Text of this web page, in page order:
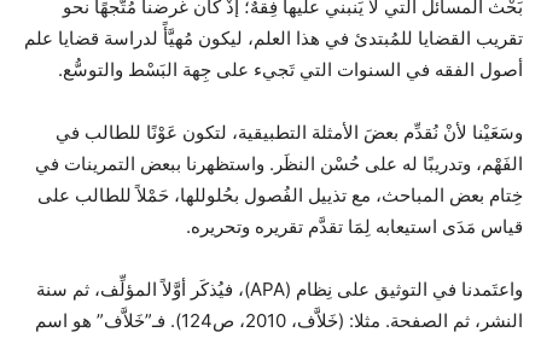
بَحْث المسائل التي لا يَنبني عليها فِقهٌ؛ إذْ كان غرضنا مُتَّجهًا نحو
تقريب القضايا للمُبتدئ في هذا العلم، ليكون مُهيَّأً لدراسة قضايا علم
أصول الفقه في السنوات التي تَجيء على جِهة البَسْط والتوسُّع.
وسَعَيْنا لأنْ نُقدِّم بعضَ الأمثلة التطبيقية، لتكون عَوْنًا للطالب في
الفَهْم، وتدريبًا له على حُسْن النظَر. واستظهرنا ببعض التمرينات في
خِتام بعض المباحث، مع تذييل الفُصول بحُلوللها، حَمْلاً للطالب على
قياس مَدَى استيعابه لِمَا تقدَّم تقريره وتحريره.
واعتَمدنا في التوثيق على نِظام (APA)، فيُذكَر أوَّلاً المؤلِّف، ثم سنة
النشر، ثم الصفحة. مثلا: (خَلاَّف، 2010، ص124). فـ”خَلاَّف” هو اسم